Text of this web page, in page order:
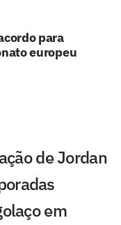
para
europeu
de Jordan
em